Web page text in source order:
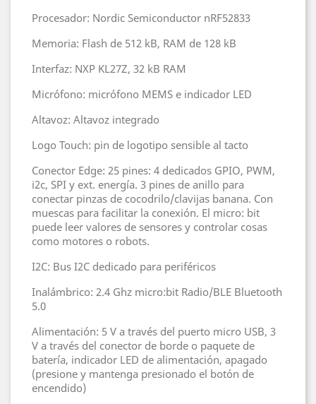
Procesador: Nordic Semiconductor nRF52833
Memoria: Flash de 512 kB, RAM de 128 kB
Interfaz: NXP KL27Z, 32 kB RAM
Micrófono: micrófono MEMS e indicador LED
Altavoz: Altavoz integrado
Logo Touch: pin de logotipo sensible al tacto
Conector Edge: 25 pines: 4 dedicados GPIO, PWM,
i2c, SPI y ext. energía. 3 pines de anillo para
conectar pinzas de cocodrilo/clavijas banana. Con
muescas para facilitar la conexión. El micro: bit
puede leer valores de sensores y controlar cosas
como motores o robots.
I2C: Bus I2C dedicado para periféricos
Inalámbrico: 2.4 Ghz micro:bit Radio/BLE Bluetooth
5.0
Alimentación: 5 V a través del puerto micro USB, 3
V a través del conector de borde o paquete de
batería, indicador LED de alimentación, apagado
(presione y mantenga presionado el botón de
encendido)